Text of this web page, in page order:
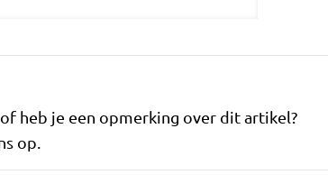
heb je een opmerking over dit artikel?
op.